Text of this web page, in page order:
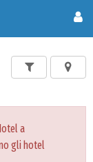
a
gli hotel